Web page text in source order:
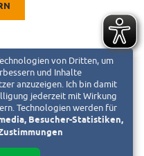
von Dritten, um
und Inhalte
anzuzeigen. Ich bin damit
jederzeit mit Wirkung
Technologien werden für
Besucher-Statistiken,